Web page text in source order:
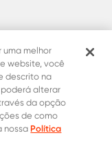
uma melhor
website, você
descrito na
alterar
da opção
de como
nossa Política